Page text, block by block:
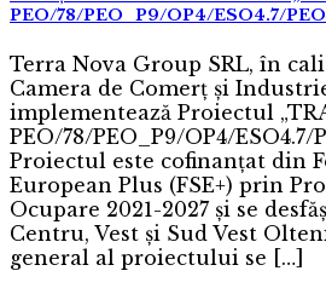
PEO/78/PEO_P9/OP4/ESO4.7/
Terra Nova Group SRL, în
Camera de Comerț și
implementează Proiectul
PEO/78/PEO_P9/OP4/ESO4.7/
Proiectul este cofinanţat din
European Plus (FSE+) prin
Ocupare 2021-2027 și se
Centru, Vest și Sud Vest
general al proiectului se […]